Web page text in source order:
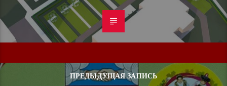
ПРЕДЫДУЩАЯ ЗАПИСЬ